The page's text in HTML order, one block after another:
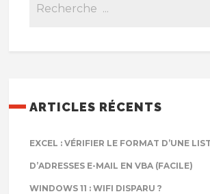
ARTICLES RÉCENTS
EXCEL : VÉRIFIER LE FORMAT D’UNE
D’ADRESSES E-MAIL EN VBA (FACILE)
WINDOWS 11 : WIFI DISPARU ?